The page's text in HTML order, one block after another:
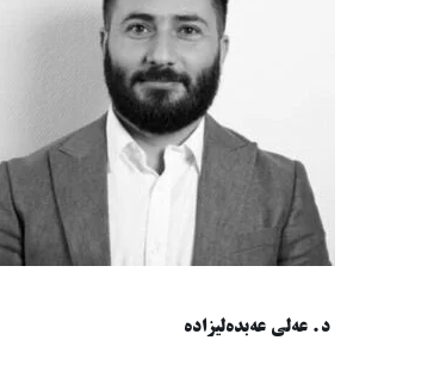
د. عەلی عەبدەلیزادە